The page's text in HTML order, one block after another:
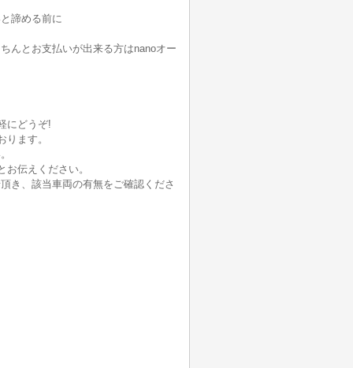
諦める前に
んとお支払いが出来る方はnanoオー
にどうぞ!
ます。
伝えください。
き、該当車両の有無をご確認くださ